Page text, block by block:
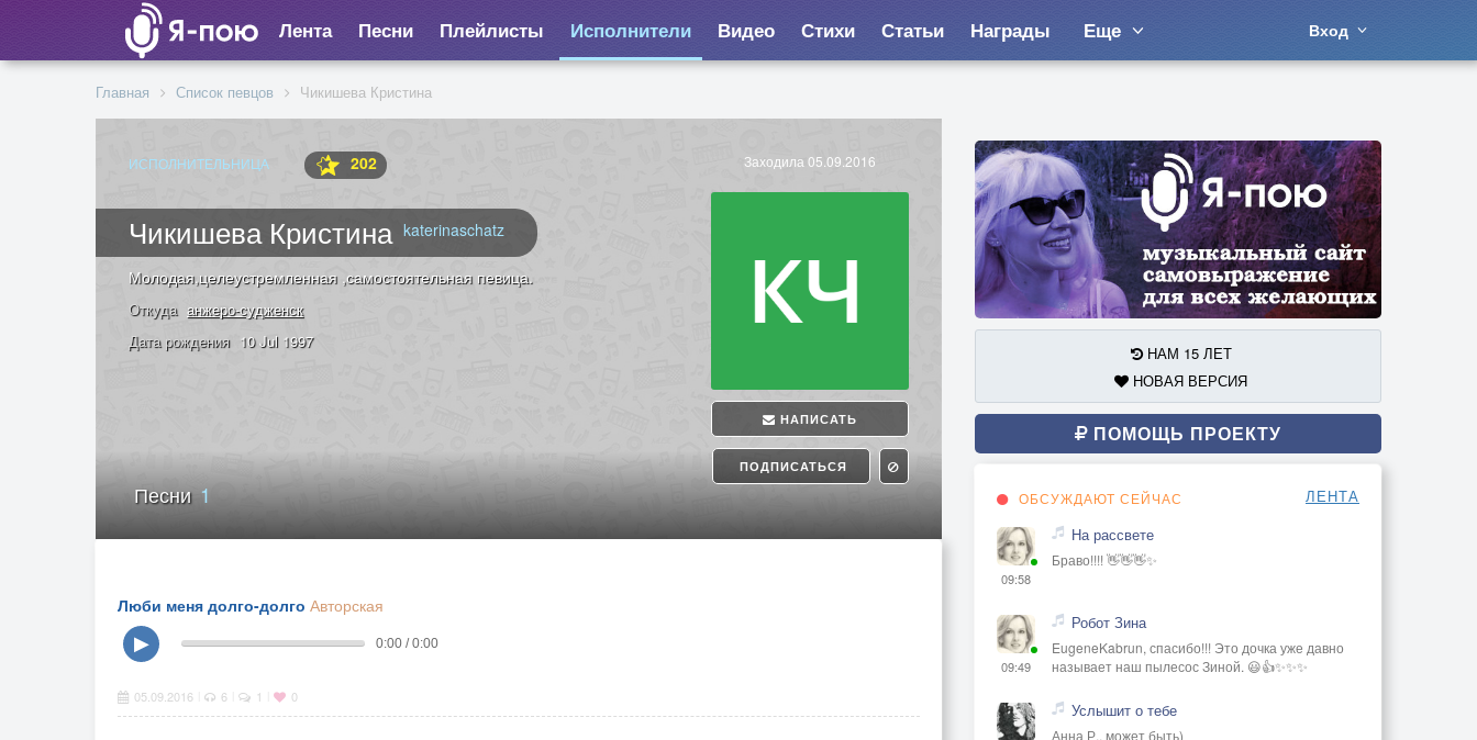
Лента Песни Плейлисты Исполнители Видео Стихи Статьи Награды Еще Вход
Главная Список певцов Чикишева Кристина
ИСПОЛНИТЕЛЬНИЦА 202
Чикишева Кристина katerinaschatz
Заходила 05.09.2016
НАПИСАТЬ
ПОДПИСАТЬСЯ
Молодая,целеустремленная ,самостоятельная певица.
Откуда анжеро-судженск
Дата рождения 10 Jul 1997
Песни1
Люби меня долго-долго Авторская
▶
0:00 / 0:00
05.09.2016 6 1 0
НАМ 15 ЛЕТ
НОВАЯ ВЕРСИЯ
ПОМОЩЬ ПРОЕКТУ
ОБСУЖДАЮТ СЕЙЧАС ЛЕНТА
09:58
На рассвете
Браво!!!! 👋👋👋✨
09:49
Робот Зина
EugeneKabrun, спасибо!!! Это дочка уже давно
называет наш пылесос Зиной. 😃👍✨✨✨
Услышит о тебе
Анна Р., может быть)